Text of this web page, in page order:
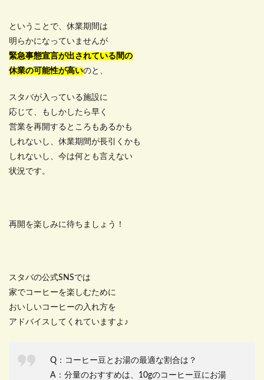
ということで、休業期間は
明らかになっていませんが
緊急事態宣言が出されている間の
休業の可能性が高いのと、
スタバが入っている施設に
応じて、もしかしたら早く
営業を再開するところもあるかも
しれないし、休業期間が長引くかも
しれないし、今は何とも言えない
状況です。
再開を楽しみに待ちましょう！
スタバの公式SNSでは
家でコーヒーを楽しむために
おいしいコーヒーの入れ方を
アドバイスしてくれていますよ♪
Q：コーヒー豆とお湯の最適な割合は？
A：分量のおすすめは、10gのコーヒー豆にお湯